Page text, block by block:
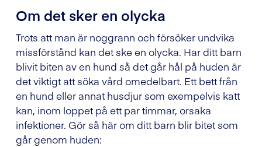
Om det sker en olycka
Trots att man är noggrann och försöker undvika
missförstånd kan det ske en olycka. Har ditt barn
blivit biten av en hund så det går hål på huden är
det viktigt att söka vård omedelbart. Ett bett från
en hund eller annat husdjur som exempelvis katt
kan, inom loppet på ett par timmar, orsaka
infektioner. Gör så här om ditt barn blir bitet som
går genom huden: